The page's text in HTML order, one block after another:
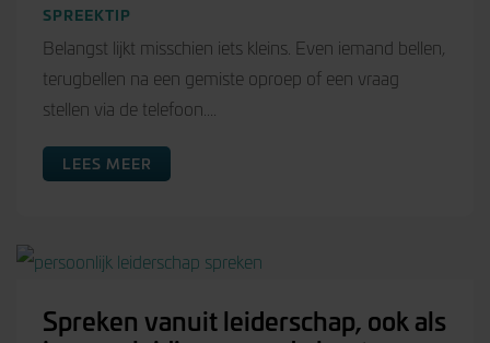
SPREEKTIP
Belangst lijkt misschien iets kleins. Even iemand bellen,
terugbellen na een gemiste oproep of een vraag
stellen via de telefoon....
LEES MEER
Spreken vanuit leiderschap, ook als